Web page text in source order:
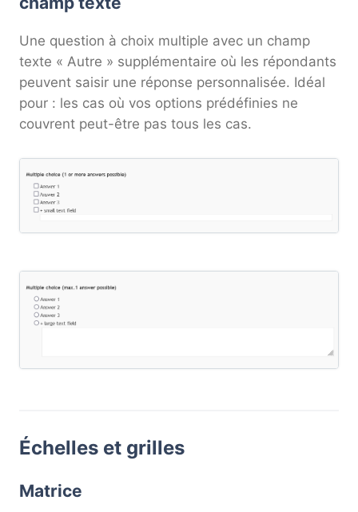
Une question à choix multiple avec un champ
texte « Autre » supplémentaire où les répondants
peuvent saisir une réponse personnalisée. Idéal
pour : les cas où vos options prédéfinies ne
couvrent peut-être pas tous les cas.
Échelles et grilles
Matrice